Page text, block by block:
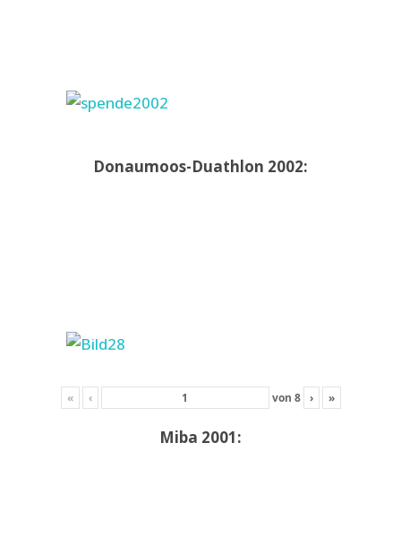
Donaumoos-Duathlon 2002:
« ‹ von 8 › »
Miba 2001: